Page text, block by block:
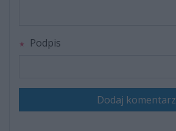
Podpis
Dodaj komentarz